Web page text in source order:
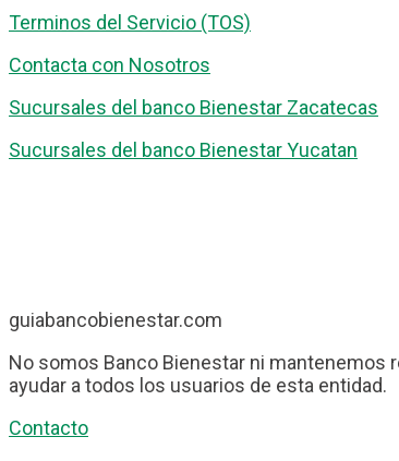
Terminos del Servicio (TOS)
Contacta con Nosotros
Sucursales del banco Bienestar Zacatecas
Sucursales del banco Bienestar Yucatan
guiabancobienestar.com
No somos Banco Bienestar ni mantenemos
ayudar a todos los usuarios de esta entidad.
Contacto